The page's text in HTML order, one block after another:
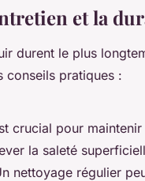
et la
durent le plus
conseils pratiques :
crucial pour
la saleté
nettoyage régulier